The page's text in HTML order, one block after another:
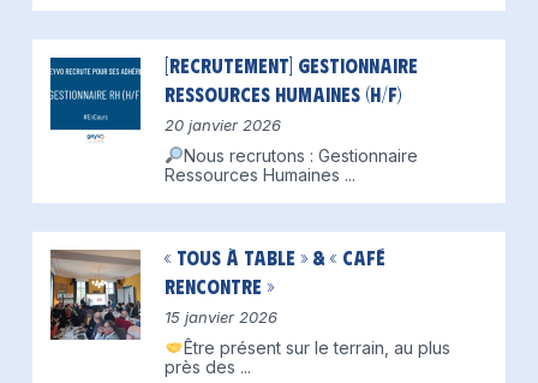
[Recrutement] Gestionnaire
Ressources Humaines (H/F)
20 janvier 2026
Nous recrutons : Gestionnaire
Ressources Humaines ...
« Tous à table » & « Café
Rencontre »
15 janvier 2026
Être présent sur le terrain, au plus
près des ...